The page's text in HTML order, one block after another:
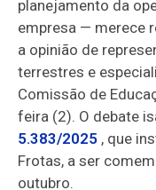
planejamento da
empresa — merece
a opinião de
terrestres e
Comissão de
feira (2). O debate
5.383/2025 , que
Frotas, a ser
outubro.